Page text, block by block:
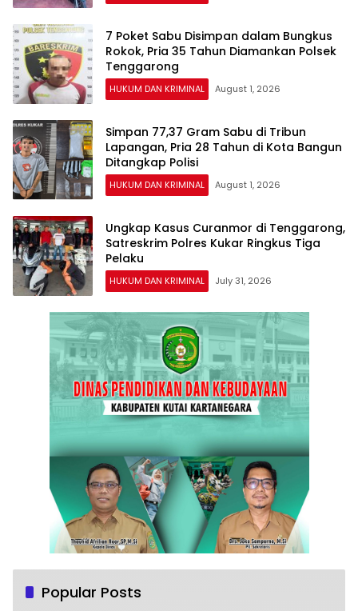
7 Poket Sabu Disimpan dalam Bungkus
Rokok, Pria 35 Tahun Diamankan Polsek
Tenggarong
HUKUM DAN KRIMINAL August 1, 2026
Simpan 77,37 Gram Sabu di Tribun
Lapangan, Pria 28 Tahun di Kota Bangun
Ditangkap Polisi
HUKUM DAN KRIMINAL August 1, 2026
Ungkap Kasus Curanmor di Tenggarong,
Satreskrim Polres Kukar Ringkus Tiga
Pelaku
HUKUM DAN KRIMINAL July 31, 2026
Popular Posts